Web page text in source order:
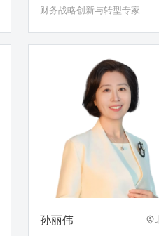
财务战略创新与转型专家
孙丽伟